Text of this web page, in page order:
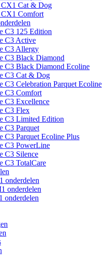
Cat & Dog
Comfort
C3 125 Edition
C3 Active
C3 Allergy
C3 Black Diamond
C3 Black Diamond Ecoline
C3 Cat & Dog
C3 Celebration Parquet Ecoline​
C3 Comfort
C3 Excellence
C3 Flex
C3 Limited Edition
C3 Parquet
C3 Parquet Ecoline Plus
C3 PowerLine
C3 Silence
C3 TotalCare
onderdelen
onderdelen
onderdelen